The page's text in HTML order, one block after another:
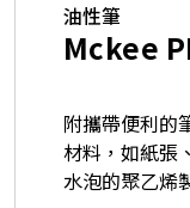
油性筆
Mckee
附攜帶便利的
材料，如紙張
水泡的聚乙烯